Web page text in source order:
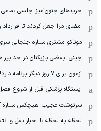
خریدهای جنون‌آمیز چلسی تمامی
امضای مرا جعل کردند تا
موناکو مشتری ستاره جنجالی
چینی: بعضی بازیکنان در حد
آزمون برای 7 روز دیگر برنامه دارد! (عکس)
ایستگاه پزشکی قبل از شروع
سرنوشت عجیب: هیچکس ستاره
لحظه به لحظه با اخبار نقل و